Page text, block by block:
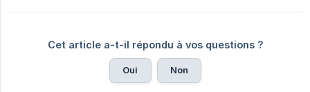
Cet article a-t-il répondu à vos questions ?
Oui Non